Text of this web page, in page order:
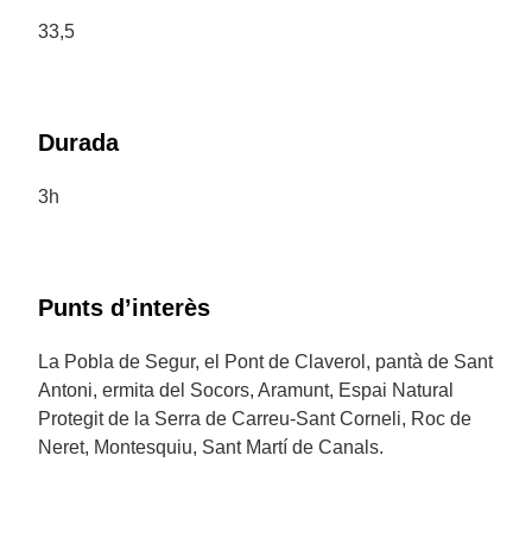
33,5
Durada
3h
Punts d’interès
La Pobla de Segur, el Pont de Claverol, pantà de Sant
Antoni, ermita del Socors, Aramunt, Espai Natural
Protegit de la Serra de Carreu-Sant Corneli, Roc de
Neret, Montesquiu, Sant Martí de Canals.